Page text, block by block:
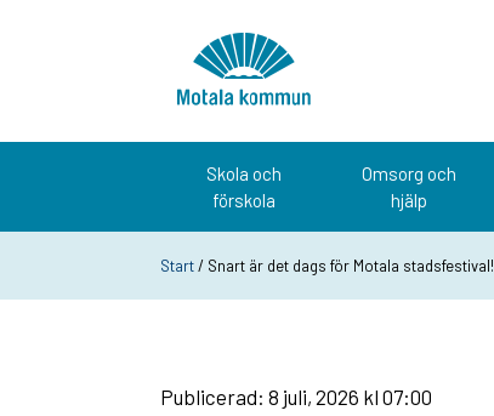
Skola och
förskola
Omsorg och
hjälp
Start/ Snart är det dags för Motala stadsfestival!
Publicerad: 8 juli, 2026 kl 07:00